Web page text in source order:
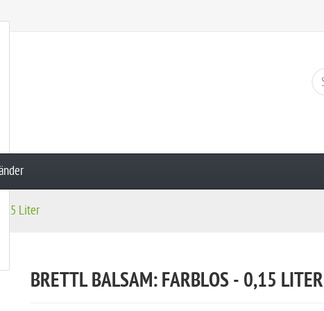
Liter
BRETTL BALSAM: FARBLOS - 0,15 LITER